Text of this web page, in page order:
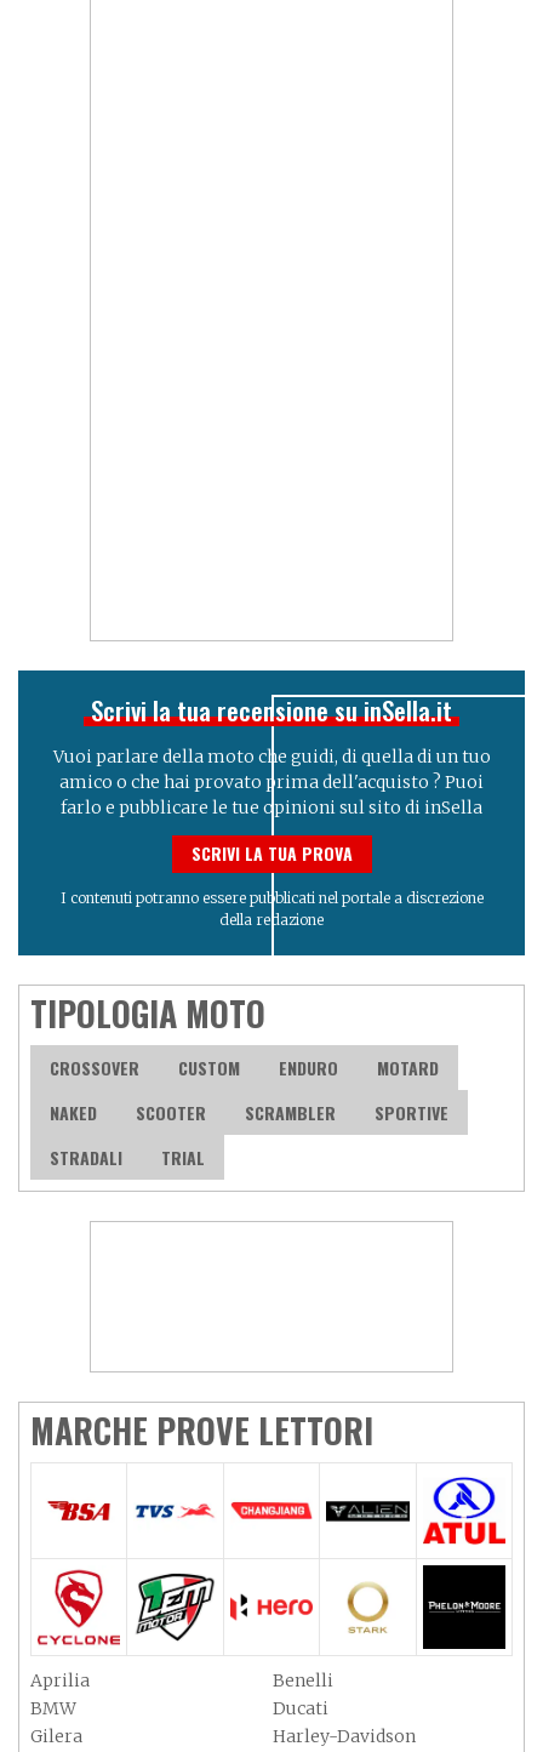
Scrivi la tua recensione su inSella.it
Vuoi parlare della moto che guidi, di quella di un tuo
amico o che hai provato prima dell'acquisto ? Puoi
farlo e pubblicare le tue opinioni sul sito di inSella
SCRIVI LA TUA PROVA
I contenuti potranno essere pubblicati nel portale a discrezione
della redazione
TIPOLOGIA MOTO
CROSSOVER CUSTOM ENDURO
MOTARD
NAKED
SCOOTER SCRAMBLER
SPORTIVE
STRADALI
TRIAL
MARCHE PROVE LETTORI
Aprilia
Benelli
BMW
Ducati
Gilera
Harley-Davidson